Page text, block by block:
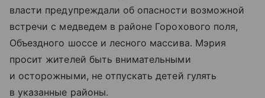
власти предупреждали об опасности возможной
встречи с медведем в районе Горохового поля,
Объездного шоссе и лесного массива. Мэрия
просит жителей быть внимательными
и осторожными, не отпускать детей гулять
в указанные районы.